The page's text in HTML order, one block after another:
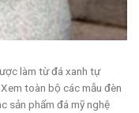
làm từ đá xanh tự
toàn bộ các mẫu đèn
sản phẩm đá mỹ nghệ